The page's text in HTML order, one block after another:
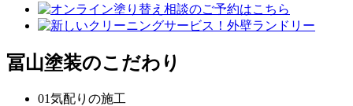
冨山塗装のこだわり
01気配りの施工